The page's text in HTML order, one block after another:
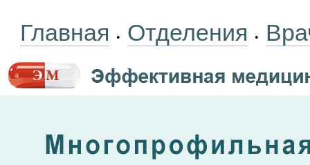
Главная • Отделения •